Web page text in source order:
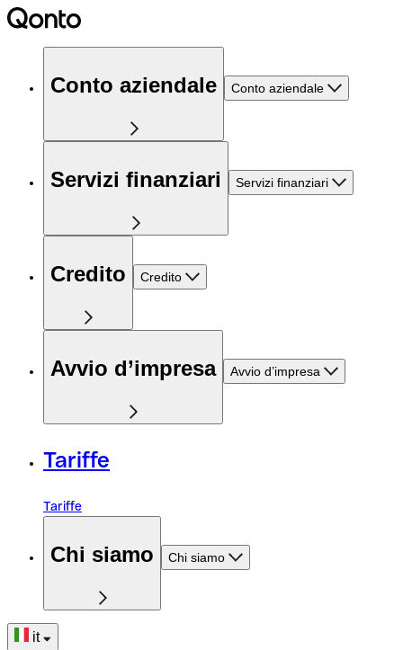
Conto aziendale Conto aziendale
Servizi finanziari Servizi finanziari
Credito Credito
Avvio d’impresa Avvio d’impresa
Tariffe
Tariffe
Chi siamo Chi siamo
it